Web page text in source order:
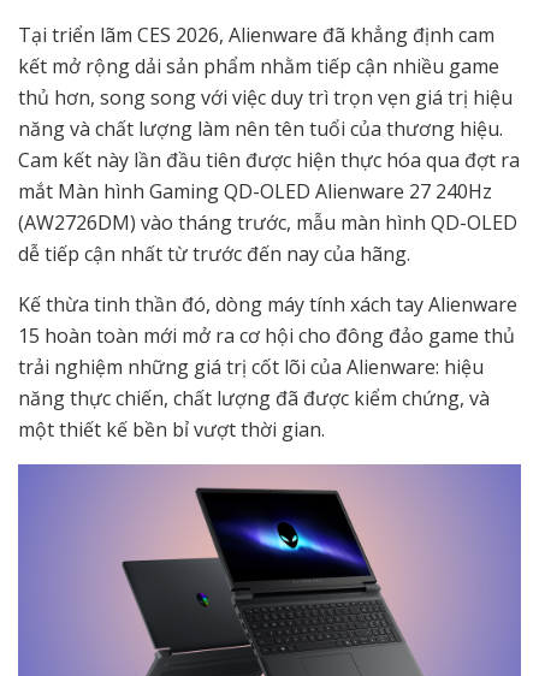
Tại triển lãm CES 2026, Alienware đã khẳng định cam
kết mở rộng dải sản phẩm nhằm tiếp cận nhiều game
thủ hơn, song song với việc duy trì trọn vẹn giá trị hiệu
năng và chất lượng làm nên tên tuổi của thương hiệu.
Cam kết này lần đầu tiên được hiện thực hóa qua đợt ra
mắt Màn hình Gaming QD-OLED Alienware 27 240Hz
(AW2726DM) vào tháng trước, mẫu màn hình QD-OLED
dễ tiếp cận nhất từ trước đến nay của hãng.
Kế thừa tinh thần đó, dòng máy tính xách tay Alienware
15 hoàn toàn mới mở ra cơ hội cho đông đảo game thủ
trải nghiệm những giá trị cốt lõi của Alienware: hiệu
năng thực chiến, chất lượng đã được kiểm chứng, và
một thiết kế bền bỉ vượt thời gian.